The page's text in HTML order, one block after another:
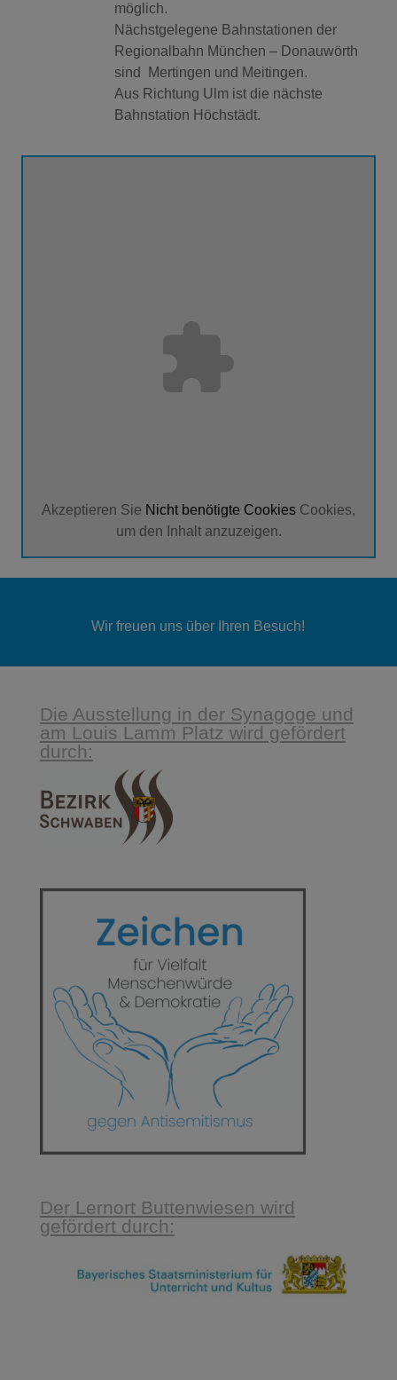
möglich.
Nächstgelegene Bahnstationen der
Regionalbahn München – Donauwörth
sind Mertingen und Meitingen.
Aus Richtung Ulm ist die nächste
Bahnstation Höchstädt.
Akzeptieren Sie Nicht benötigte Cookies Cookies,
um den Inhalt anzuzeigen.
Wir freuen uns über Ihren Besuch!
Die Ausstellung in der Synagoge und
am Louis Lamm Platz wird gefördert
durch:
Der Lernort Buttenwiesen wird
gefördert durch: